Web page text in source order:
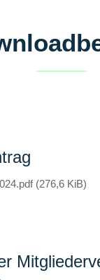
(276,6 KiB)